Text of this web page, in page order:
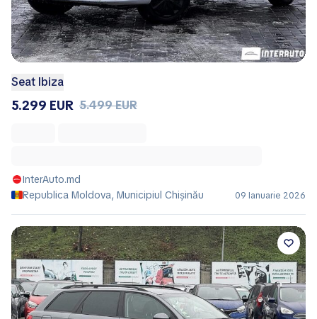
Seat Ibiza
5.299 EUR 5.499 EUR
InterAuto.md
Republica Moldova, Municipiul Chișinău
09 Ianuarie 2026